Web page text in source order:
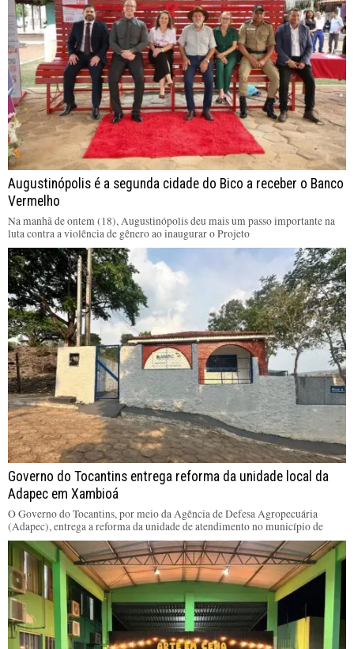
Augustinópolis é a segunda cidade do Bico a receber o Banco
Vermelho
Na manhã de ontem (18), Augustinópolis deu mais um passo importante na
luta contra a violência de gênero ao inaugurar o Projeto
Governo do Tocantins entrega reforma da unidade local da
Adapec em Xambioá
O Governo do Tocantins, por meio da Agência de Defesa Agropecuária
(Adapec), entrega a reforma da unidade de atendimento no município de